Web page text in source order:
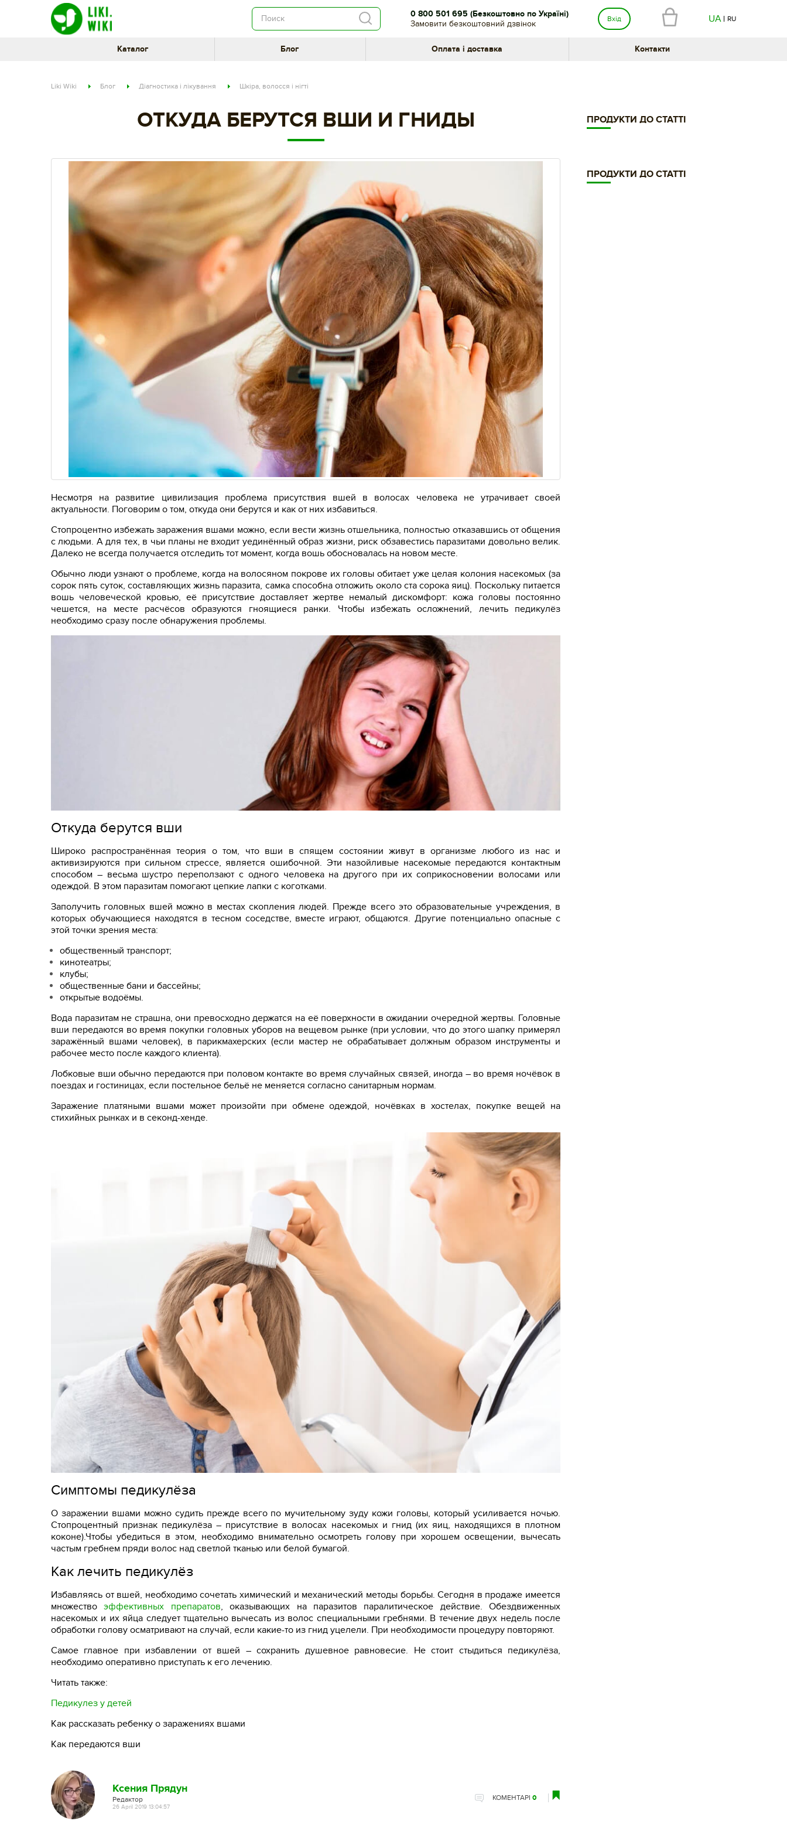
0 800 501 695 (Безкоштовно по Україні)
Замовити безкоштовний дзвінок
Вхід UA RU
Каталог Блог Оплата і доставка Контакти
Liki Wiki Блог Діагностика і лікування Шкіра, волосся і нігті
ОТКУДА БЕРУТСЯ ВШИ И ГНИДЫ
Несмотря на развитие цивилизация проблема присутствия вшей в волосах человека не утрачивает своей
актуальности. Поговорим о том, откуда они берутся и как от них избавиться.
Стопроцентно избежать заражения вшами можно, если вести жизнь отшельника, полностью отказавшись от общения
с людьми. А для тех, в чьи планы не входит уединённый образ жизни, риск обзавестись паразитами довольно велик.
Далеко не всегда получается отследить тот момент, когда вошь обосновалась на новом месте.
Обычно люди узнают о проблеме, когда на волосяном покрове их головы обитает уже целая колония насекомых (за
сорок пять суток, составляющих жизнь паразита, самка способна отложить около ста сорока яиц). Поскольку питается
вошь человеческой кровью, её присутствие доставляет жертве немалый дискомфорт: кожа головы постоянно
чешется, на месте расчёсов образуются гноящиеся ранки. Чтобы избежать осложнений, лечить педикулёз
необходимо сразу после обнаружения проблемы.
Откуда берутся вши
Широко распространённая теория о том, что вши в спящем состоянии живут в организме любого из нас и
активизируются при сильном стрессе, является ошибочной. Эти назойливые насекомые передаются контактным
способом – весьма шустро переползают с одного человека на другого при их соприкосновении волосами или
одеждой. В этом паразитам помогают цепкие лапки c коготками.
Заполучить головных вшей можно в местах скопления людей. Прежде всего это образовательные учреждения, в
которых обучающиеся находятся в тесном соседстве, вместе играют, общаются. Другие потенциально опасные с
этой точки зрения места:
общественный транспорт;
кинотеатры;
клубы;
общественные бани и бассейны;
открытые водоёмы.
Вода паразитам не страшна, они превосходно держатся на её поверхности в ожидании очередной жертвы. Головные
вши передаются во время покупки головных уборов на вещевом рынке (при условии, что до этого шапку примерял
заражённый вшами человек), в парикмахерских (если мастер не обрабатывает должным образом инструменты и
рабочее место после каждого клиента).
Лобковые вши обычно передаются при половом контакте во время случайных связей, иногда – во время ночёвок в
поездах и гостиницах, если постельное бельё не меняется согласно санитарным нормам.
Заражение платяными вшами может произойти при обмене одеждой, ночёвках в хостелах, покупке вещей на
стихийных рынках и в секонд-хенде.
Симптомы педикулёза
О заражении вшами можно судить прежде всего по мучительному зуду кожи головы, который усиливается ночью.
Стопроцентный признак педикулёза – присутствие в волосах насекомых и гнид (их яиц, находящихся в плотном
коконе).Чтобы убедиться в этом, необходимо внимательно осмотреть голову при хорошем освещении, вычесать
частым гребнем пряди волос над светлой тканью или белой бумагой.
Как лечить педикулёз
Избавляясь от вшей, необходимо сочетать химический и механический методы борьбы. Сегодня в продаже имеется
множествоэффективных препаратов, оказывающих на паразитов паралитическое действие. Обездвиженных
насекомых и их яйца следует тщательно вычесать из волос специальными гребнями. В течение двух недель после
обработки голову осматривают на случай, если какие-то из гнид уцелели. При необходимости процедуру повторяют.
Самое главное при избавлении от вшей – сохранить душевное равновесие. Не стоит стыдиться педикулёза,
необходимо оперативно приступать к его лечению.
Читать также:
Педикулез у детей
Как рассказать ребенку о заражениях вшами
Как передаются вши
Ксения Прядун
Редактор
26 April 2019 13:04:57
КОМЕНТАРІ 0
ПРОДУКТИ ДО СТАТТІ
ПРОДУКТИ ДО СТАТТІ